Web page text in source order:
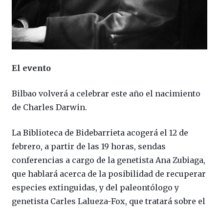
El evento
Bilbao volverá a celebrar este año el nacimiento
de Charles Darwin.
La Biblioteca de Bidebarrieta acogerá el 12 de
febrero, a partir de las 19 horas, sendas
conferencias a cargo de la genetista Ana Zubiaga,
que hablará acerca de la posibilidad de recuperar
especies extinguidas, y del paleontólogo y
genetista Carles Lalueza-Fox, que tratará sobre el